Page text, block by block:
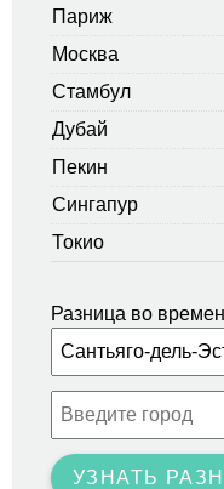
Париж
Москва
Стамбул
Дубай
Пекин
Сингапур
Токио
Разница во
УЗНАТЬ